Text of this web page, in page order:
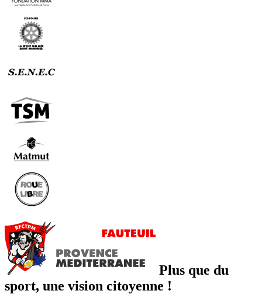
Plus que du
sport, une vision citoyenne !